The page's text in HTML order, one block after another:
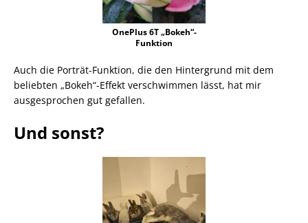
OnePlus 6T „Bokeh“-
Funktion
Auch die Porträt-Funktion, die den Hintergrund mit dem
beliebten „Bokeh“-Effekt verschwimmen lässt, hat mir
ausgesprochen gut gefallen.
Und sonst?